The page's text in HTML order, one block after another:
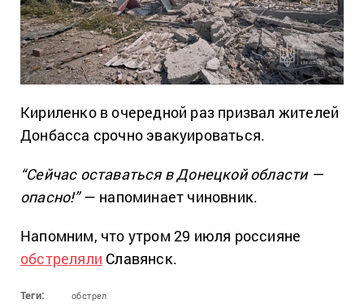
Кириленко в очередной раз призвал жителей
Донбасса срочно эвакуироваться.
“Сейчас оставаться в Донецкой области —
опасно!”— напоминает чиновник.
Напомним, что утром 29 июля россияне
обстреляли Славянск.
Теги: обстрел